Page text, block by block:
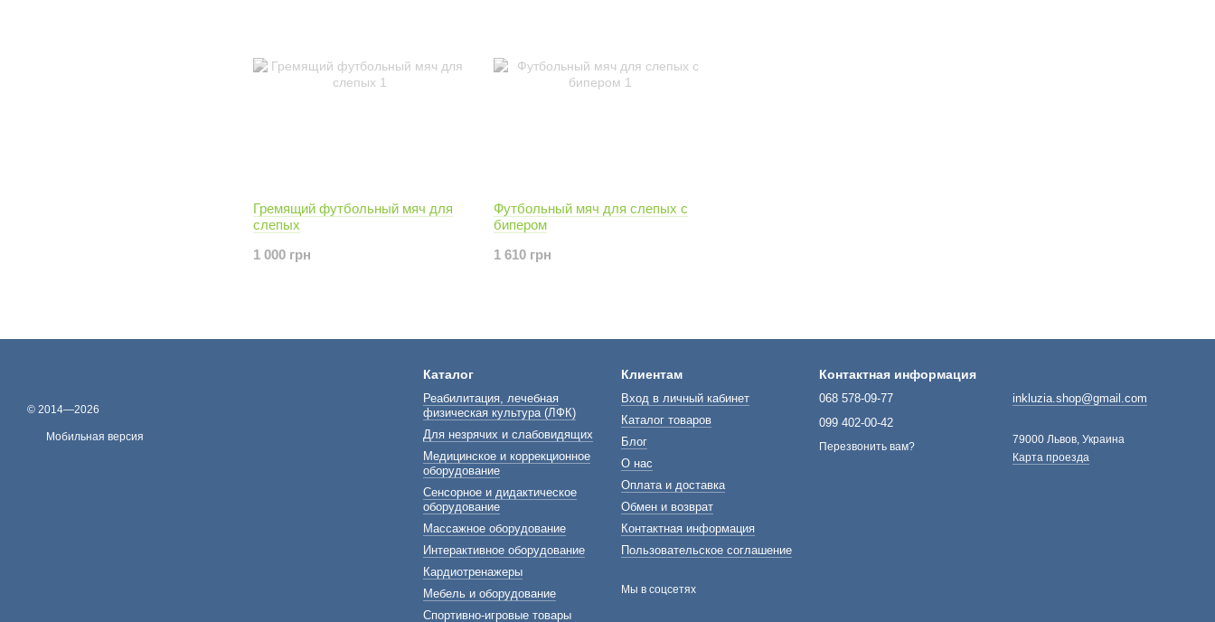
Гремящий футбольный мяч для
слепых
1 000 грн
Футбольный мяч для слепых с
бипером
1 610 грн
© 2014—2026
Мобильная версия
Каталог
Реабилитация, лечебная
физическая культура (ЛФК)
Для незрячих и слабовидящих
Медицинское и коррекционное
оборудование
Сенсорное и дидактическое
оборудование
Массажное оборудование
Интерактивное оборудование
Кардиотренажеры
Мебель и оборудование
Спортивно-игровые товары
Клиентам
Вход в личный кабинет
Каталог товаров
Блог
О нас
Оплата и доставка
Обмен и возврат
Контактная информация
Пользовательское соглашение
Мы в соцсетях
Контактная информация
068 578-09-77
099 402-00-42
Перезвонить вам?
inkluzia.shop@gmail.com
79000 Львов, Украина
Карта проезда